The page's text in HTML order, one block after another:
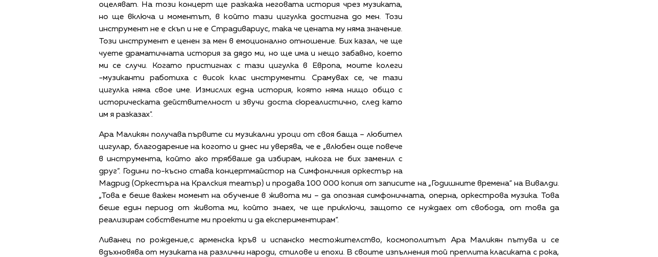
оцеляват. На този концерт ще разкажа неговата история чрез музиката,
но ще включа и моментът, в който тази цигулка достигна до мен. Този
инструмент не е скъп и не е Страдивариус, така че цената му няма значение.
Този инструмент е ценен за мен в емоционално отношение. Бих казал, че ще
чуете драматичната история за дядо ми, но ще има и нещо забавно, което
ми се случи. Когато пристигнах с тази цигулка в Европа, моите колеги
-музиканти работиха с висок клас инструменти. Срамувах се, че тази
цигулка няма свое име. Измислих една история, която няма нищо общо с
историческата действителност и звучи доста сюреалистично, след като
им я разказах".
Ара Маликян получава първите си музикални уроци от своя баща – любител
цигулар, благодарение на когото и днес ни уверява, че е „влюбен още повече
в инструмента, който ако трябваше да избирам, никога не бих заменил с
друг“. Години по-късно става концертмайстор на Симфоничния оркестър на
Мадрид (Оркестъра на Кралския театър) и продава 100 000 копия от записите на „Годишните времена“ на Вивалди.
„Това е беше важен момент на обучение в живота ми – да опозная симфоничната, оперна, оркестрова музика. Това
беше един период от живота ми, който знаех, че ще приключи, защото се нуждаех от свобода, от това да
реализирам собствените ми проекти и да експериментирам“.
Ливанец по рождение,с арменска кръв и испанско местожителство, космополитът Ара Маликян пътува и се
вдъхновява от музиката на различни народи, стилове и епохи. В своите изпълнения той преплита класиката с рока,